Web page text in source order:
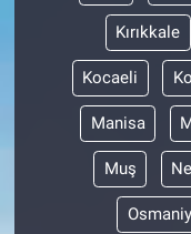
Kırıkkale
Kocaeli
Manisa
Muş